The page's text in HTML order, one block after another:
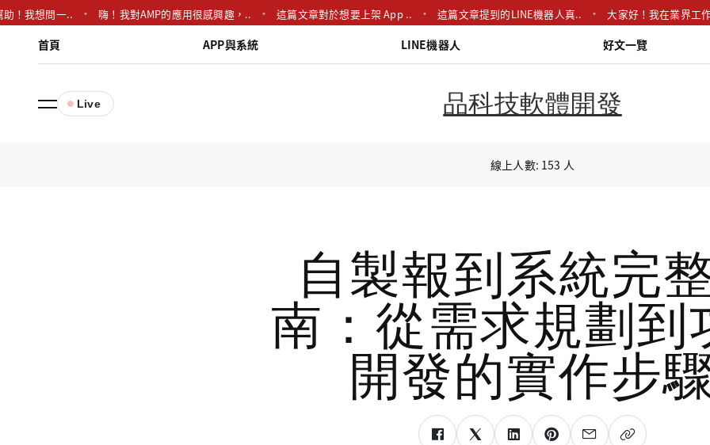
想問一.. 嗨！我對AMP的應用很感興趣，.. 這篇文章對於想要上架 App .. 這篇文章提到的LINE機器人真.. 大家好！我在業界工作多年
首頁 APP與系統 LINE機器人 好文一覽
Live 品科技軟體開發
線上人數: 153 人
自製報到系統完
南：從需求規劃到
開發的實作步